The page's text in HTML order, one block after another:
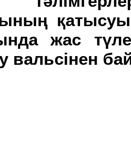
жас
вальсінен